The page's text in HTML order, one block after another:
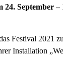
24. September
Festival 2021
Installation